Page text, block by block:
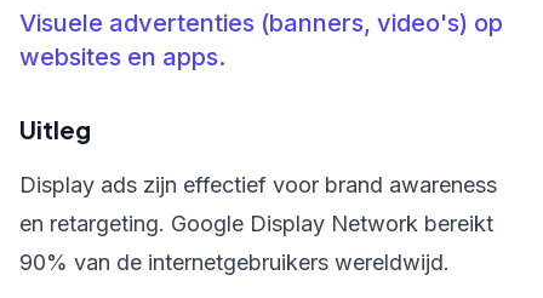
Visuele advertenties (banners, video's) op
websites en apps.
Uitleg
Display ads zijn effectief voor brand awareness
en retargeting. Google Display Network bereikt
90% van de internetgebruikers wereldwijd.